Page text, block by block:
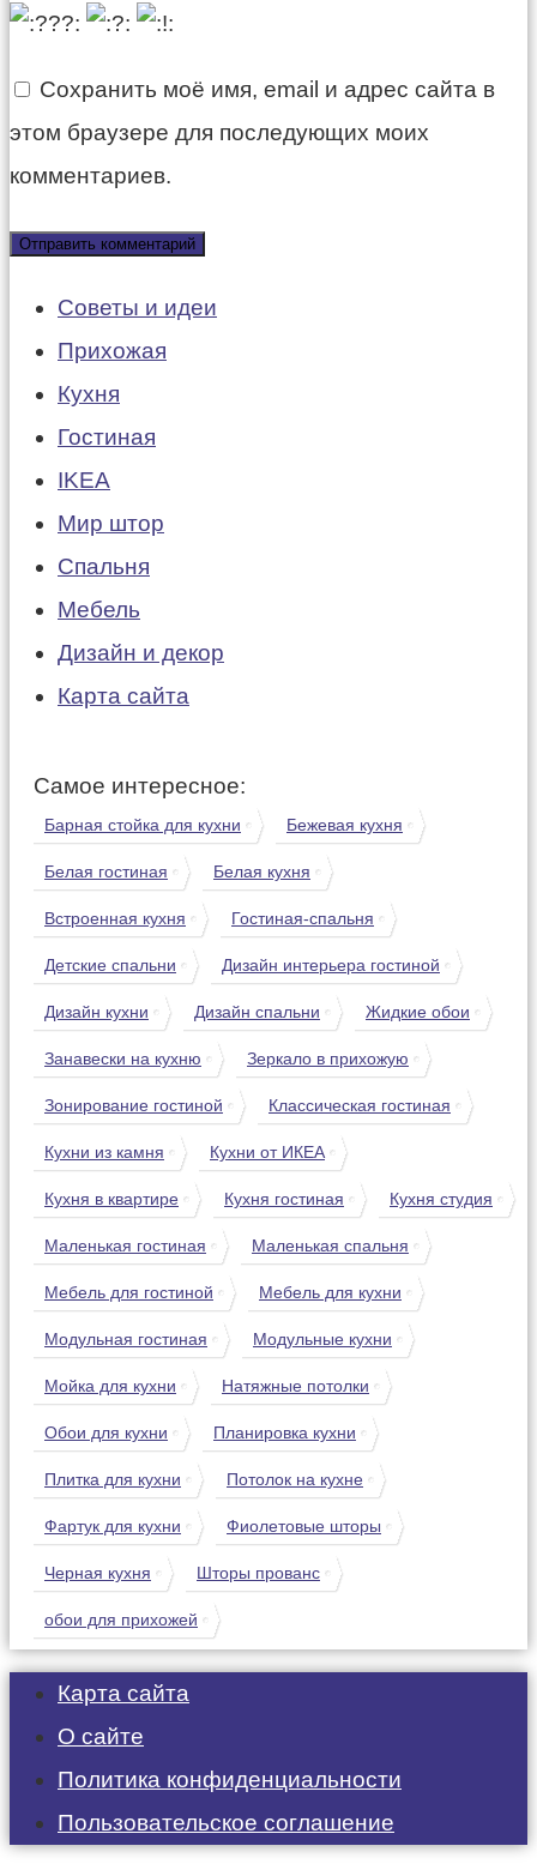
Сохранить моё имя, email и адрес сайта в
этом браузере для последующих моих
комментариев.
Советы и идеи
Прихожая
Кухня
Гостиная
IKEA
Мир штор
Спальня
Мебель
Дизайн и декор
Карта сайта
Самое интересное:
Барная стойка для кухни Бежевая кухня
Белая гостиная Белая кухня
Встроенная кухня Гостиная-спальня
Детские спальни Дизайн интерьера гостиной
Дизайн кухни Дизайн спальни Жидкие обои
Занавески на кухню Зеркало в прихожую
Зонирование гостиной Классическая гостиная
Кухни из камня Кухни от ИКЕА
Кухня в квартире Кухня гостиная Кухня студия
Маленькая гостиная Маленькая спальня
Мебель для гостиной Мебель для кухни
Модульная гостиная Модульные кухни
Мойка для кухни Натяжные потолки
Обои для кухни Планировка кухни
Плитка для кухни Потолок на кухне
Фартук для кухни Фиолетовые шторы
Черная кухня Шторы прованс
обои для прихожей
Карта сайта
О сайте
Политика конфиденциальности
Пользовательское соглашение